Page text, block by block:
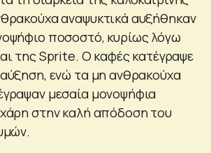
αναψυκτικά αυξήθηκαν
ποσοστό, κυρίως λόγω
της Sprite. Ο καφές κατέγραψε
ενώ τα μη ανθρακούχα
μεσαία μονοψήφια
στην καλή απόδοση του